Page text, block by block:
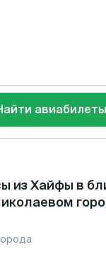
авиабилеты
из Хайфы в